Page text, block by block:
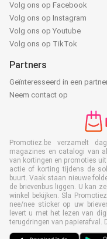
Volg ons op Facebook
Volg ons op Instagram
Volg ons op Youtube
Volg ons op TikTok
Partners
Geïnteresseerd in een
Neem contact op
Promotiez.be verzamelt
magazines en catalogi van
van kortingen en promoties
actie of korting tijdens de
buurt. Vaak staan nieuwe
de brievenbus liggen. U kan
winkel bekijken. Sla
nee/nee sticker op uw
levert u met het lezen van
terugdringen van papierafval.